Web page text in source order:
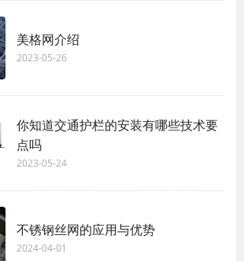
美格网介绍
2023-05-26
你知道交通护栏的安装有哪些技术要
点吗
2023-05-24
不锈钢丝网的应用与优势
2024-04-01